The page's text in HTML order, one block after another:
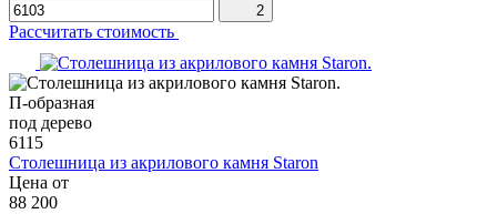
2
Рассчитать стоимость
П-образная
под дерево
6115
Столешница из акрилового камня Staron
Цена от
88 200